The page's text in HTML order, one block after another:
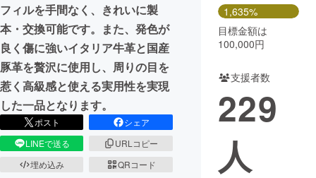
CAMPFIRE for Social Good
CAMPFIRE Creation
CAMPFIREふるさと納税machi-ya コミュニティ
フィルを手間なく、きれいに製
本・交換可能です。また、発色が
良く傷に強いイタリア牛革と国産
豚革を贅沢に使用し、周りの目を
惹く高級感と使える実用性を実現
した一品となります。
ポスト
シェア
LINEで送る
URLコピー
埋め込み
QRコード
1,635%
目標金額は
100,000円
支援者数
229
人